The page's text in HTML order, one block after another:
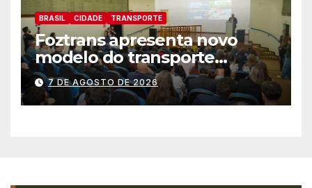
BRASIL CIDADE TRANSPORTE
Foztrans apresenta novo
modelo do transporte
coletivo em audiência
pública e avança para um
sistema mais moderno e
7 DE AGOSTO DE 2026